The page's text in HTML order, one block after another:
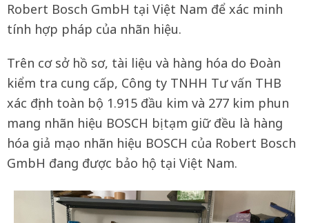
Robert Bosch GmbH tại Việt Nam để xác minh
tính hợp pháp của nhãn hiệu.
Trên cơ sở hồ sơ, tài liệu và hàng hóa do Đoàn
kiểm tra cung cấp, Công ty TNHH Tư vấn THB
xác định toàn bộ 1.915 đầu kim và 277 kim phun
mang nhãn hiệu BOSCH bị tạm giữ đều là hàng
hóa giả mạo nhãn hiệu BOSCH của Robert Bosch
GmbH đang được bảo hộ tại Việt Nam.